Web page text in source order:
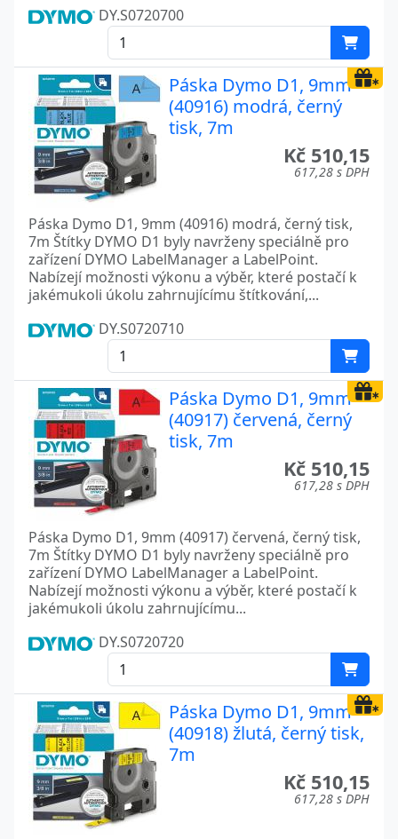
DY.S0720700
Páska Dymo D1, 9mm
(40916) modrá, černý
tisk, 7m
Kč 510,15
617,28 s DPH
Páska Dymo D1, 9mm (40916) modrá, černý tisk,
7m Štítky DYMO D1 byly navrženy speciálně pro
zařízení DYMO LabelManager a LabelPoint.
Nabízejí možnosti výkonu a výběr, které postačí k
jakémukoli úkolu zahrnujícímu štítkování,...
DY.S0720710
Páska Dymo D1, 9mm
(40917) červená, černý
tisk, 7m
Kč 510,15
617,28 s DPH
Páska Dymo D1, 9mm (40917) červená, černý tisk,
7m Štítky DYMO D1 byly navrženy speciálně pro
zařízení DYMO LabelManager a LabelPoint.
Nabízejí možnosti výkonu a výběr, které postačí k
jakémukoli úkolu zahrnujícímu...
DY.S0720720
Páska Dymo D1, 9mm
(40918) žlutá, černý tisk,
7m
Kč 510,15
617,28 s DPH